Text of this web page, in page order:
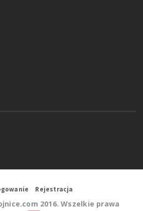
Rejestracja
2016. Wszelkie prawa